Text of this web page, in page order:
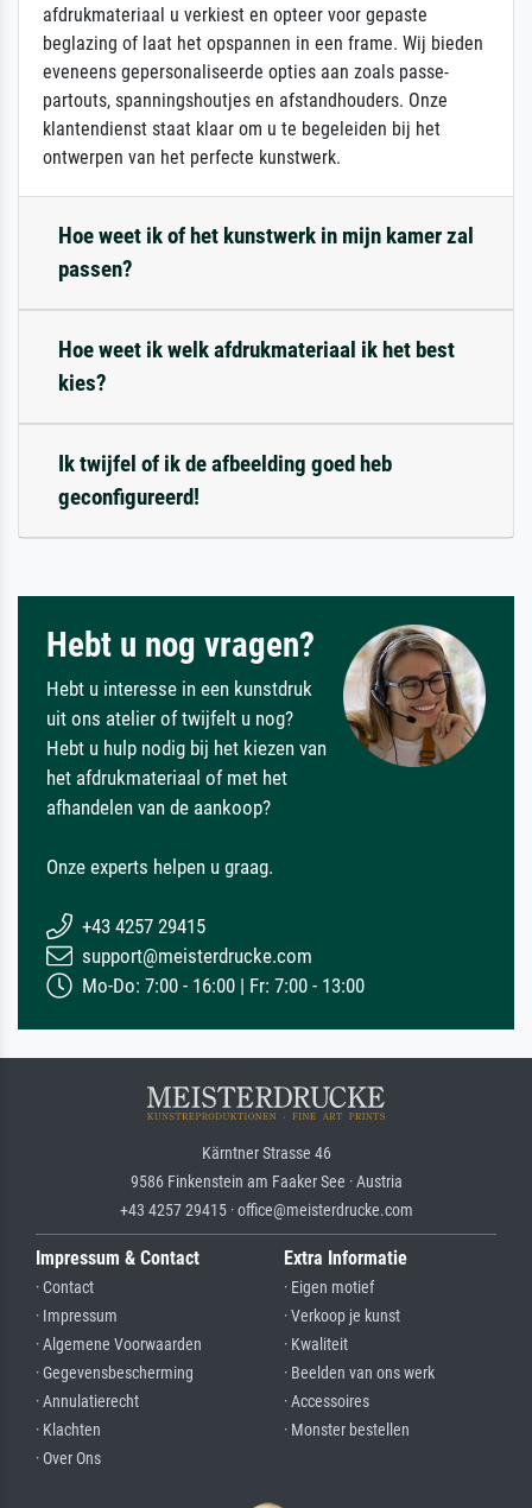
afdrukmateriaal u verkiest en opteer voor gepaste
beglazing of laat het opspannen in een frame. Wij bieden
eveneens gepersonaliseerde opties aan zoals passe-
partouts, spanningshoutjes en afstandhouders. Onze
klantendienst staat klaar om u te begeleiden bij het
ontwerpen van het perfecte kunstwerk.
Hoe weet ik of het kunstwerk in mijn kamer zal
passen?
Hoe weet ik welk afdrukmateriaal ik het best
kies?
Ik twijfel of ik de afbeelding goed heb
geconfigureerd!
Hebt u nog vragen?
Hebt u interesse in een kunstdruk
uit ons atelier of twijfelt u nog?
Hebt u hulp nodig bij het kiezen van
het afdrukmateriaal of met het
afhandelen van de aankoop?
Onze experts helpen u graag.
+43 4257 29415
support@meisterdrucke.com
Mo-Do: 7:00 - 16:00 | Fr: 7:00 - 13:00
Kärntner Strasse 46
9586 Finkenstein am Faaker See · Austria
+43 4257 29415 · office@meisterdrucke.com
Impressum & Contact
· Contact
· Impressum
· Algemene Voorwaarden
· Gegevensbescherming
· Annulatierecht
· Klachten
· Over Ons
Extra Informatie
· Eigen motief
· Verkoop je kunst
· Kwaliteit
· Beelden van ons werk
· Accessoires
· Monster bestellen